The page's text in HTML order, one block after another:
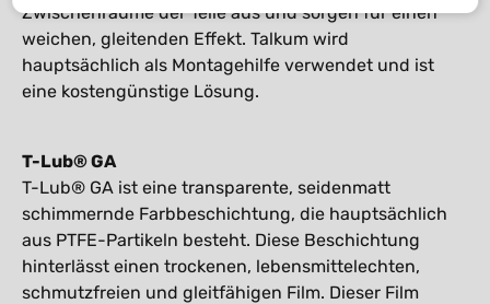
Zwischenräume der Teile aus und sorgen für einen
weichen, gleitenden Effekt. Talkum wird
hauptsächlich als Montagehilfe verwendet und ist
eine kostengünstige Lösung.
T-Lub® GA
T-Lub® GA ist eine transparente, seidenmatt
schimmernde Farbbeschichtung, die hauptsächlich
aus PTFE-Partikeln besteht. Diese Beschichtung
hinterlässt einen trockenen, lebensmittelechten,
schmutzfreien und gleitfähigen Film. Dieser Film